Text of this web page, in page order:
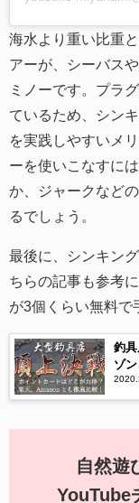
海水より重い比重
アーが、シーバス
ミノーです。プラ
ているため、シン
を実践しやすいメ
ーを使いこなすに
か、ジャークなど
るでしょう。
最後に、シンキン
ちらの記事も参考
が3個くらい無料で
釣
ゾン
自然遊
YouTube